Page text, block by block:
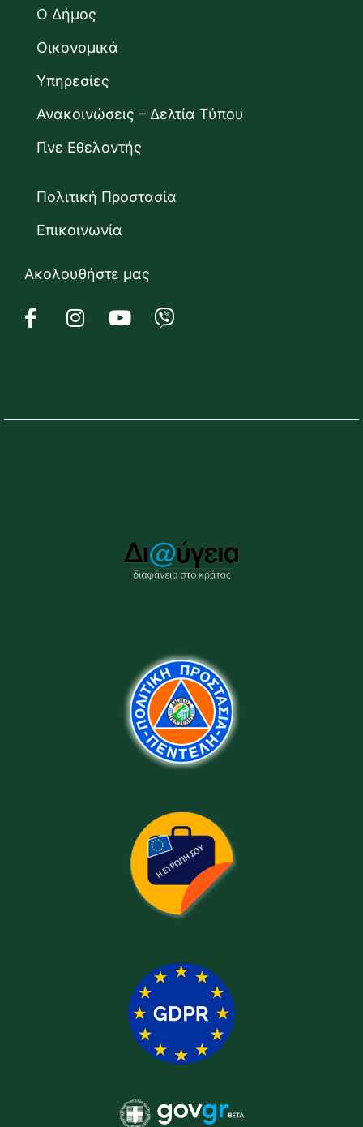
Ο Δήμος
Οικονομικά
Υπηρεσίες
Ανακοινώσεις – Δελτία Τύπου
Γίνε Εθελοντής
Πολιτική Προστασία
Επικοινωνία
Ακολουθήστε μας